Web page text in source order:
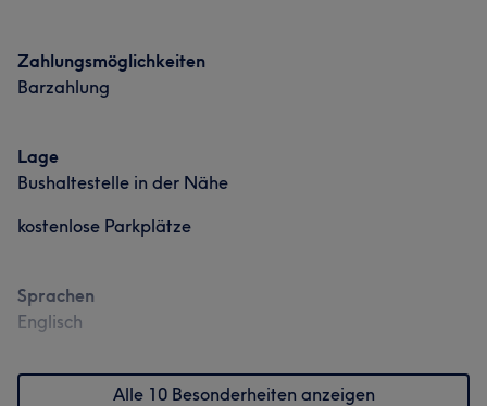
Zahlungsmöglichkeiten
Barzahlung
Lage
Bushaltestelle in der Nähe
kostenlose Parkplätze
Sprachen
Englisch
Alle 10 Besonderheiten anzeigen